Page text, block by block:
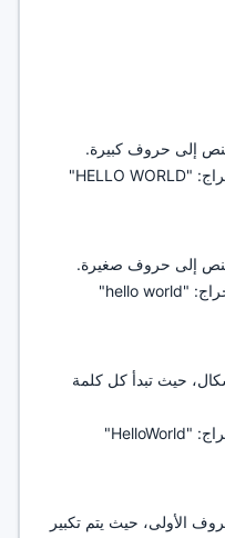
إلى حروف كبيرة.
إلى حروف صغيرة.
حيث تبدأ كل كلمة
الأولى، حيث يتم تكبير